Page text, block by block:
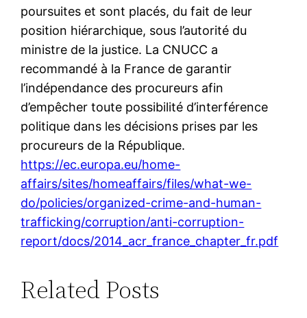
poursuites et sont placés, du fait de leur
position hiérarchique, sous l’autorité du
ministre de la justice. La CNUCC a
recommandé à la France de garantir
l’indépendance des procureurs afin
d’empêcher toute possibilité d’interférence
politique dans les décisions prises par les
procureurs de la République.
https://ec.europa.eu/home-
affairs/sites/homeaffairs/files/what-we-
do/policies/organized-crime-and-human-
trafficking/corruption/anti-corruption-
report/docs/2014_acr_france_chapter_fr.pdf
Related Posts